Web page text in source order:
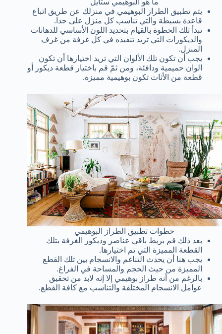
يتم تطبيق الطراز البوهيمي في منزلك عن طريق اتباع
قاعدة بسيطة والتي تناسب كل منزل على حدا.
تبدأ تلك الخطوة بالقيام بتحديد اللون الأساسي للدهانات
والديكورات التي تريد تنفيذه في كل غرفة من غرف
المنزل.
يجب أن تكون تلك الألوان التي تريد اختيارها أن تكون
الوان حميمية ودافئة، ومن ثمّ قم باختيار قطعة ديكور أو
قطعة من الأثاث تكون بوهيمية مميزة.
خطوات تطبيق الطراز البوهيمي
بعد ذلك قم بربط باقي عناصر وديكور الغرفة بتلك
القطعة المميزة التي تم اختيارها.
يجب هنا أن يحدث التناغم والانسجام بين تلك القطع
المميزة من حيث الحجم والمساحة في الفراغ.
بالرغم من أنه طراز بوهيمي إلا إنه لابد من تحقيق
عوامل الانسجام المختلفة والتناسب مع كافة القطع.